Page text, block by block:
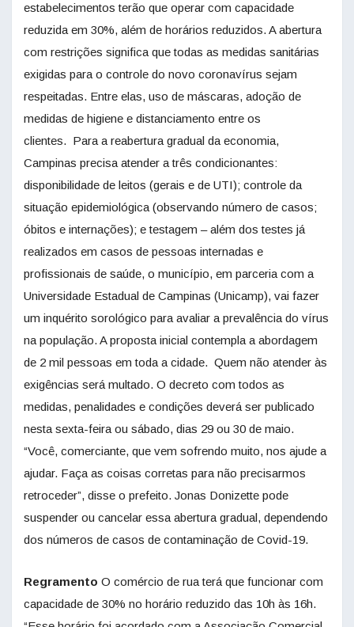
estabelecimentos terão que operar com capacidade
reduzida em 30%, além de horários reduzidos. A abertura
com restrições significa que todas as medidas sanitárias
exigidas para o controle do novo coronavírus sejam
respeitadas. Entre elas, uso de máscaras, adoção de
medidas de higiene e distanciamento entre os
clientes. Para a reabertura gradual da economia,
Campinas precisa atender a três condicionantes:
disponibilidade de leitos (gerais e de UTI); controle da
situação epidemiológica (observando número de casos;
óbitos e internações); e testagem – além dos testes já
realizados em casos de pessoas internadas e
profissionais de saúde, o município, em parceria com a
Universidade Estadual de Campinas (Unicamp), vai fazer
um inquérito sorológico para avaliar a prevalência do vírus
na população. A proposta inicial contempla a abordagem
de 2 mil pessoas em toda a cidade. Quem não atender às
exigências será multado. O decreto com todos as
medidas, penalidades e condições deverá ser publicado
nesta sexta-feira ou sábado, dias 29 ou 30 de maio.
“Você, comerciante, que vem sofrendo muito, nos ajude a
ajudar. Faça as coisas corretas para não precisarmos
retroceder”, disse o prefeito. Jonas Donizette pode
suspender ou cancelar essa abertura gradual, dependendo
dos números de casos de contaminação de Covid-19.
Regramento O comércio de rua terá que funcionar com
capacidade de 30% no horário reduzido das 10h às 16h.